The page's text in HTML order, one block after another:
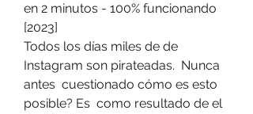
en 2 minutos - 100% funcionando
[2023]
Todos los días miles de de
Instagram son pirateadas.  Nunca
antes  cuestionado cómo es esto
posible? Es  como resultado de el